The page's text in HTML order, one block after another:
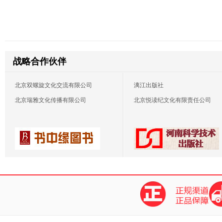
战略合作伙伴
北京双螺旋文化交流有限公司
北京瑞雅文化传播有限公司
漓江出版社
北京悦读纪文化有限责任公司
北京悦读纪文化有限责任公司